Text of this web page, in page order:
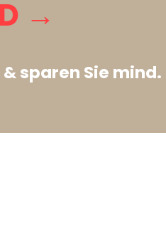
→
& sparen Sie mind.